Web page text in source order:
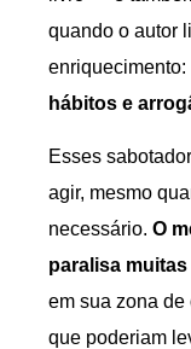
quando o autor
enriquecimento:
hábitos e
Esses
agir, mesmo
necessário. O
paralisa
em sua zona
que poderiam